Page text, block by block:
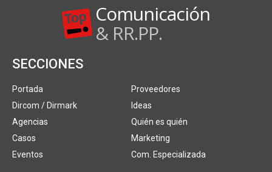
Comunicación
& RR.PP.
SECCIONES
Portada
Dircom / Dirmark
Agencias
Casos
Eventos
Proveedores
Ideas
Quién es quién
Marketing
Com. Especializada